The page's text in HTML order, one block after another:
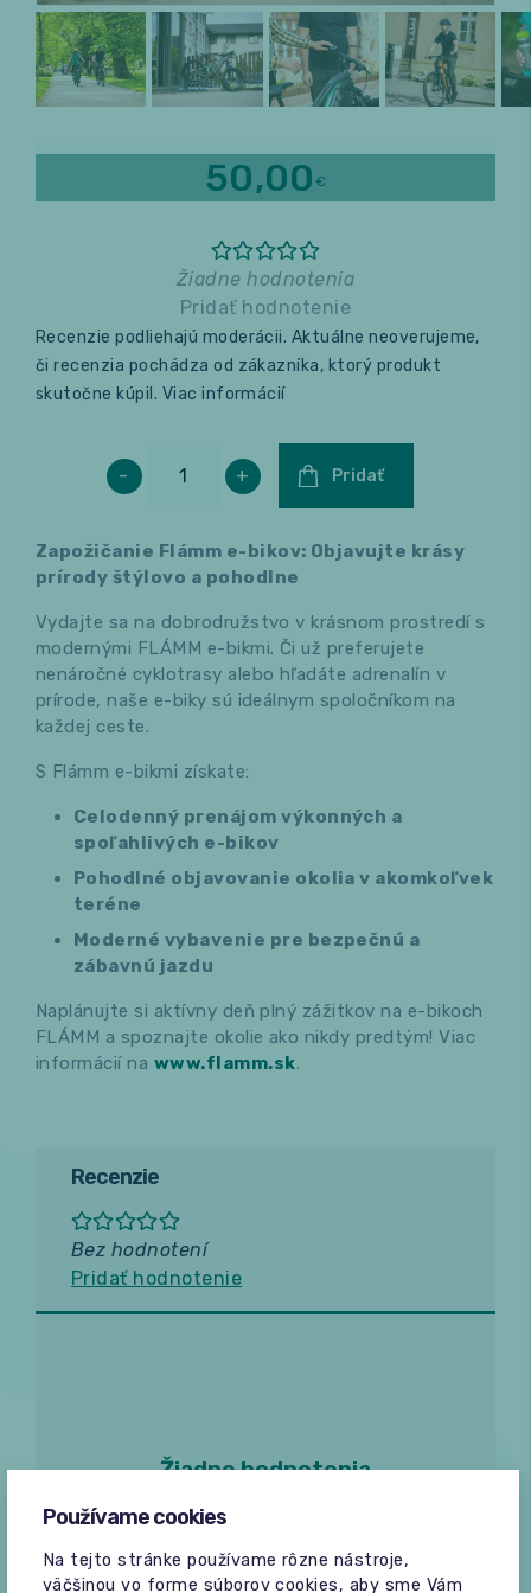
Relax a wellness
Fitness
50,00 €
Žiadne hodnotenia
Pridať hodnotenie
Recenzie podliehajú moderácii. Aktuálne neoverujeme,
či recenzia pochádza od zákazníka, ktorý produkt
skutočne kúpil. Viac informácií
- + Pridať
Zapožičanie Flámm e-bikov: Objavujte krásy
prírody štýlovo a pohodlne
Vydajte sa na dobrodružstvo v krásnom prostredí s
modernými FLÁMM e-bikmi. Či už preferujete
nenáročné cyklotrasy alebo hľadáte adrenalín v
prírode, naše e-biky sú ideálnym spoločníkom na
každej ceste.
S Flámm e-bikmi získate:
Celodenný prenájom výkonných a
spoľahlivých e-bikov
Pohodlné objavovanie okolia v akomkoľvek
teréne
Moderné vybavenie pre bezpečnú a
zábavnú jazdu
Naplánujte si aktívny deň plný zážitkov na e-bikoch
FLÁMM a spoznajte okolie ako nikdy predtým! Viac
informácií na www.flamm.sk.
Recenzie
Bez hodnotení
Pridať hodnotenie
Žiadne hodnotenia
Používame cookies
Na tejto stránke používame rôzne nástroje,
väčšinou vo forme súborov cookies, aby sme Vám